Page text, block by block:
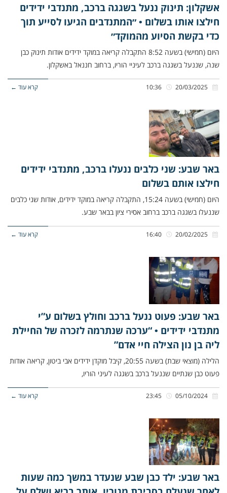
אשקלון: תינוק ננעל בשגגה ברכב, מתנדבי ידידים
חילצו אותו בשלום • ״המתנדבים הגיעו לסייע תוך
כדי בקשת הסיוע מהמוקד״
היום (חמישי) בשעה 8:52 התקבלה קריאה במוקד ידידים אודות תינוק כבן
שנה, שננעל בשגגה ברכב לעיניי הוריו, ברחוב חננאל באשקלון.
קרא עוד ←
באר שבע: שני כלבים ננעלו ברכב, מתנדבי ידידים
חילצו אותם בשלום
היום (חמישי) בשעה 15:24, התקבלה קריאה במוקד ידידים, אודות שני כלבים
שננעלו בשגגה ברכב ברחוב אסירי ציון בבאר שבע.
קרא עוד ←
באר שבע: פעוט ננעל ברכב וחולץ בשלום ע”י
מתנדבי ידידים • “ערכה שנתרמה לזכרה של החיילת
ליה בן נון הצילה חיי אדם”
הלילה (מוצאי שבת) בשעה 20:55, קיבל מוקדן ידידים אבי ביטון, קריאה אודות
פעוט כבן שנתיים שננעל ברכב בשגגה לעיני הוריו,
קרא עוד ←
באר שבע: ילד כבן שבע שנעדר במשך כמה שעות